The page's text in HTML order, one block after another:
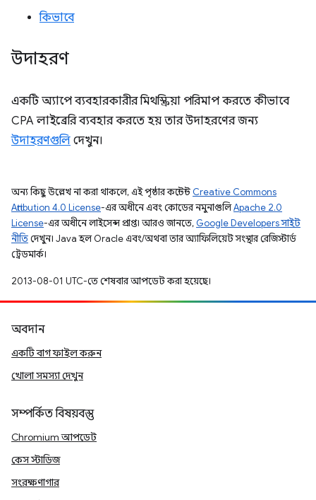
কিভাবে
উদাহরণ
একটি অ্যাপে ব্যবহারকারীর মিথস্ক্রিয়া পরিমাপ করতে কীভাবে
CPA লাইব্রেরি ব্যবহার করতে হয় তার উদাহরণের জন্য
উদাহরণগুলি দেখুন।
অন্য কিছু উল্লেখ না করা থাকলে, এই পৃষ্ঠার কন্টেন্ট Creative Commons
Attribution 4.0 License-এর অধীনে এবং কোডের নমুনাগুলিApache 2.0
License-এর অধীনে লাইসেন্স প্রাপ্ত। আরও জানতে, Google Developers সাইট
নীতিদেখুন। Java হল Oracle এবং/অথবা তার অ্যাফিলিয়েট সংস্থার রেজিস্টার্ড
ট্রেডমার্ক।
2013-08-01 UTC-তে শেষবার আপডেট করা হয়েছে।
অবদান
একটি বাগ ফাইল করুন
খোলা সমস্যা দেখুন
সম্পর্কিত বিষয়বস্তু
Chromium আপডেট
কেস স্টাডিজ
সংরক্ষণাগার